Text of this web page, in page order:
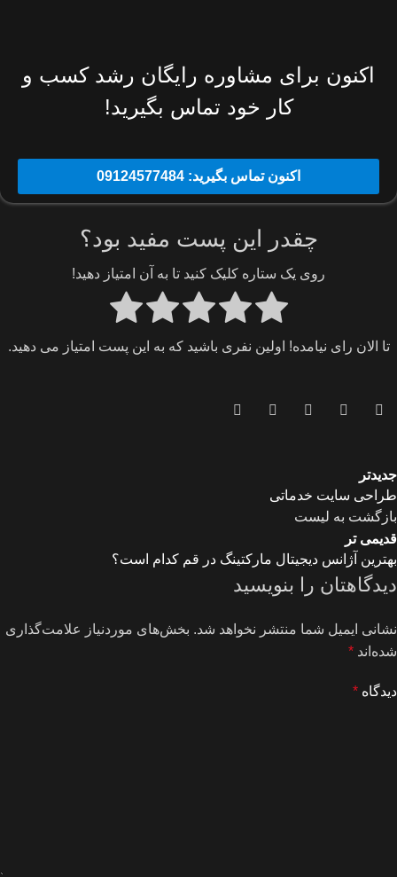
اکنون برای مشاوره رایگان رشد کسب و
کار خود تماس بگیرید!
اکنون تماس بگیرید: 09124577484
چقدر این پست مفید بود؟
روی یک ستاره کلیک کنید تا به آن امتیاز دهید!
تا الان رای نیامده! اولین نفری باشید که به این پست امتیاز می دهید.
جدیدتر
طراحی سایت خدماتی
بازگشت به لیست
قدیمی تر
بهترین آژانس دیجیتال مارکتینگ در قم کدام است؟
دیدگاهتان را بنویسید
نشانی ایمیل شما منتشر نخواهد شد. بخش‌های موردنیاز علامت‌گذاری
شده‌اند *
دیدگاه *